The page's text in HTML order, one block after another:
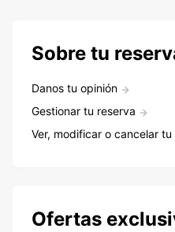
Sobre tu
Danos tu opinión
Gestionar tu reserva
Ver, modificar o cancelar tu
Ofertas